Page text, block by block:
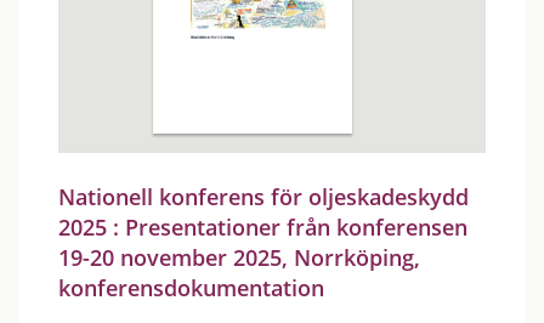
Nationell konferens för oljeskadeskydd
2025 : Presentationer från konferensen
19-20 november 2025, Norrköping,
konferensdokumentation